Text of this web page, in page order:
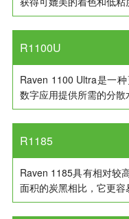
R1100U
Raven 1100 Ultra是一
数字应用提供所需的分散
R1185
Raven 1185具有相对较
面积的炭黑相比，它更容